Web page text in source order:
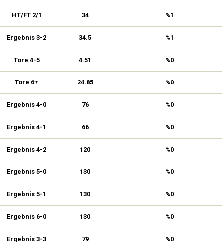
HT/FT 2/1 34 %1
Ergebnis 3-2 34.5 %1
Tore 4-5 4.51 %0
Tore 6+ 24.85 %0
Ergebnis 4-0 76 %0
Ergebnis 4-1 66 %0
Ergebnis 4-2 120 %0
Ergebnis 5-0 130 %0
Ergebnis 5-1 130 %0
Ergebnis 6-0 130 %0
Ergebnis 3-3 79 %0